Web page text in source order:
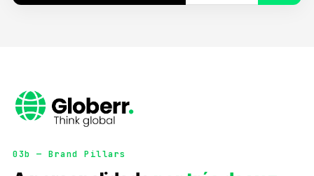
03b — Brand Pillars